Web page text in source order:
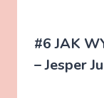
#6 JAK
– Jesper